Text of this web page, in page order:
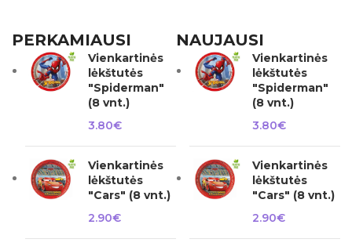
PERKAMIAUSI
Vienkartinės
lėkštutės
"Spiderman"
(8 vnt.)
3.80€
Vienkartinės
lėkštutės
"Cars" (8 vnt.)
2.90€
NAUJAUSI
Vienkartinės
lėkštutės
"Spiderman"
(8 vnt.)
3.80€
Vienkartinės
lėkštutės
"Cars" (8 vnt.)
2.90€